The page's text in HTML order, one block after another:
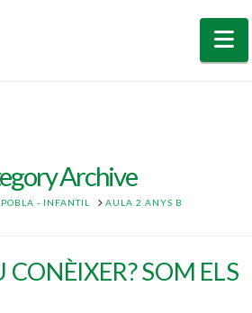
Archive
POBLA - INFANTIL AULA 2 ANYS B
CONÈIXER? SOM ELS